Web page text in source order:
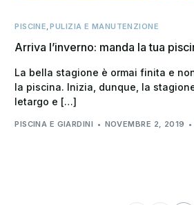
PISCINE,PULIZIA E MANUTENZIONE
Arriva l’inverno: manda la tua
La bella stagione è ormai finita e
la piscina. Inizia, dunque, la
letargo e […]
PISCINA E GIARDINI NOVEMBRE 2, 2019